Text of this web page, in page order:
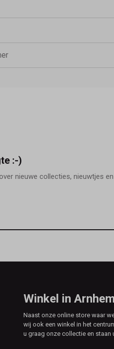
:-)
nieuwe collecties, nieuwtjes
Winkel in Arnhem
Naast onze online store waar
wij ook een winkel in het
u graag onze collectie en staan